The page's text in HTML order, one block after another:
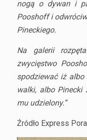
nogą o dywan i
Pooshoff i
Pineckiego.
Na galerii
zwycięstwo
spodziewać iż
walki, albo Pinecki
mu udzielony.”
Źródło Express